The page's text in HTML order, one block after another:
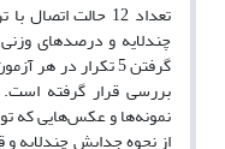
بررسی قرار گرفته